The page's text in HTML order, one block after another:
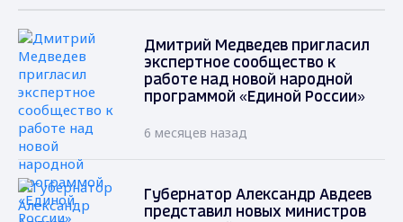
Дмитрий Медведев пригласил
экспертное сообщество к
работе над новой народной
программой «Единой России»
6 месяцев назад
Губернатор Александр Авдеев
представил новых министров